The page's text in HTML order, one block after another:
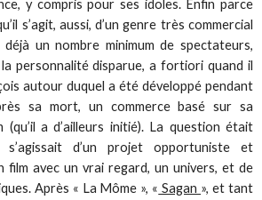
y compris pour ses idoles. Enfin parce
s’agit, aussi, d’un genre très commercial
un nombre minimum de spectateurs,
personnalité disparue, a fortiori quand il
autour duquel a été développé pendant
sa mort, un commerce basé sur sa
a d’ailleurs initié). La question était
d’un projet opportuniste et
film avec un vrai regard, un univers, et de
Après « La Môme », « Sagan », et tant